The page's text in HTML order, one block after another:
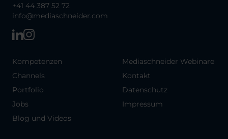
+41 44 387 52 72
info@mediaschneider.com
Kompetenzen
Channels
Portfolio
Jobs
Blog und Videos
Mediaschneider Webinare
Kontakt
Datenschutz
Impressum